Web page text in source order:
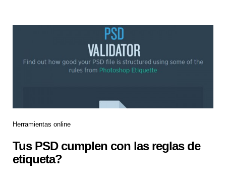
Herramientas online
Tus PSD cumplen con las reglas de
etiqueta?